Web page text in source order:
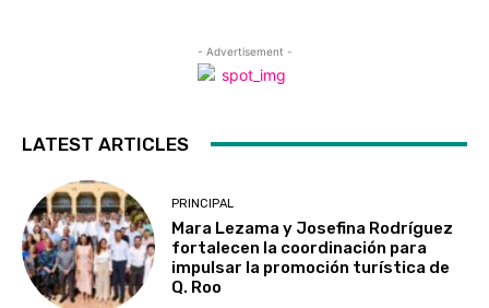
- Advertisement -
LATEST ARTICLES
PRINCIPAL
Mara Lezama y Josefina Rodríguez
fortalecen la coordinación para
impulsar la promoción turística de
Q. Roo